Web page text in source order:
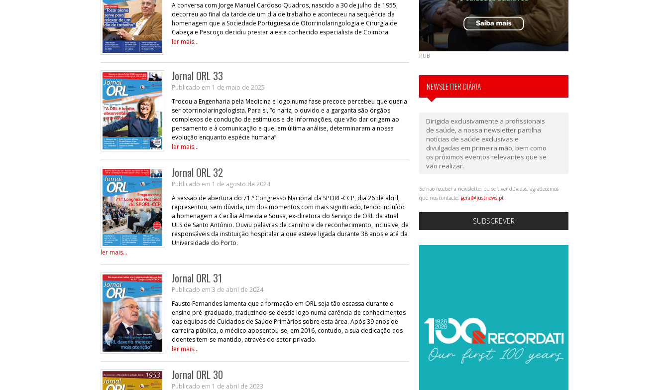
A conversa com Jorge Manuel Cardoso Quadros, nascido a 30 de julho de 1955,
decorreu ao final da tarde de um dia de trabalho e aconteceu na sequência da
homenagem que a Sociedade Portuguesa de Otorrinolaringologia e Cirurgia de
Cabeça e Pescoço decidiu prestar a este conhecido especialista de Coimbra.
ler mais...
Jornal ORL 33
Publicado em 1 de maio de 2025
Trocou a Engenharia pela Medicina e logo numa fase precoce percebeu que queria
ser otorrinolaringologista. Para si, “o nariz, o ouvido e a garganta são órgãos
complexos de condução de estímulos e de informações, que vão dar origem ao
pensamento e à comunicação e que, em última análise, determinaram a nossa
evolução enquanto espécie humana”.
ler mais...
Jornal ORL 32
Publicado em 1 de agosto de 2024
A sessão de abertura do 71.º Congresso Nacional da SPORL-CCP, dia 26 de abril,
representou, sem dúvida, um dos momentos com mais significado, tendo incluído
a homenagem a Cecília Almeida e Sousa, ex-diretora do Serviço de ORL da atual
ULS de Santo António. Ouviu palavras de carinho e de reconhecimento, inclusive, de
responsáveis da instituição hospitalar a que esteve ligada durante 38 anos e até da
Universidade do Porto.
ler mais...
Jornal ORL 31
Publicado em 3 de abril de 2024
Fausto Fernandes lamenta que a formação em ORL seja tão escassa durante o
ensino pré-graduado, traduzindo-se desde logo numa carência de conhecimentos
das equipas de Cuidados de Saúde Primários sobre esta área. Após 39 anos de
carreira pública, o médico aposentou-se, em 2016, contudo, a sua dedicação aos
doentes tem-se mantido, através do setor privado.
ler mais...
Jornal ORL 30
Publicado em 1 de abril de 2023
PUB
NEWSLETTER DIÁRIA
Dirigida exclusivamente a profissionais
de saúde, a nossa newsletter partilha
notícias de saúde exclusivas e
divulgadas em primeira mão, bem como
os próximos eventos relevantes que se
vão realizar.
Se não receber a newsletter ou se tiver dúvidas, agradecemos
que nos contacte: geral@justnews.pt
SUBSCREVER